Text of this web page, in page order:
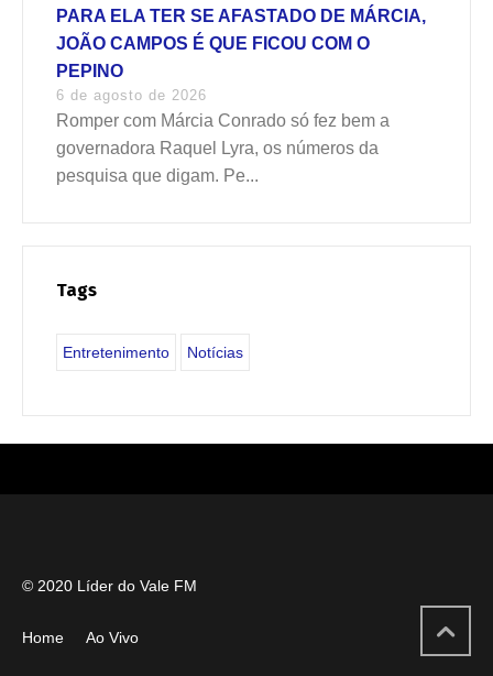
PARA ELA TER SE AFASTADO DE MÁRCIA,
JOÃO CAMPOS É QUE FICOU COM O
PEPINO
6 de agosto de 2026
Romper com Márcia Conrado só fez bem a
governadora Raquel Lyra, os números da
pesquisa que digam. Pe...
Tags
Entretenimento Notícias
© 2020 Líder do Vale FM
Home Ao Vivo